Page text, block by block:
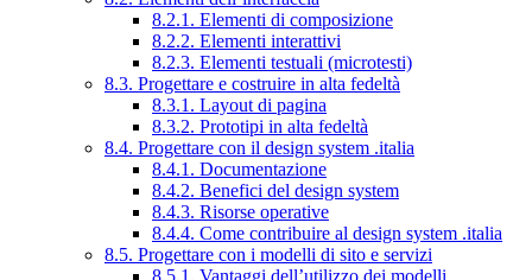
8.2.1. Elementi di composizione
8.2.2. Elementi interattivi
8.2.3. Elementi testuali (microtesti)
8.3. Progettare e costruire in alta fedeltà
8.3.1. Layout di pagina
8.3.2. Prototipi in alta fedeltà
8.4. Progettare con il design system .italia
8.4.1. Documentazione
8.4.2. Benefici del design system
8.4.3. Risorse operative
8.4.4. Come contribuire al design system .italia
8.5. Progettare con i modelli di sito e servizi
8.5.1. Vantaggi dell’utilizzo dei modelli